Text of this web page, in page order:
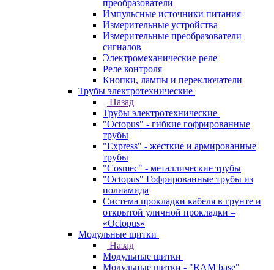
преобразователи
Импульсные источники питания
Измерительные устройства
Измерительные преобразователи
сигналов
Электромеханические реле
Реле контроля
Кнопки, лампы и переключатели
Трубы электротехнические
Назад
Трубы электротехнические
"Octopus" - гибкие гофрированные
трубы
"Express" - жесткие и армированные
трубы
"Cosmec" - металлические трубы
"Octopus" Гофрированные трубы из
полиамида
Система прокладки кабеля в грунте и
открытой уличной прокладки –
«Octopus»
Модульные щитки
Назад
Модульные щитки
Модульные щитки - "RAM base"